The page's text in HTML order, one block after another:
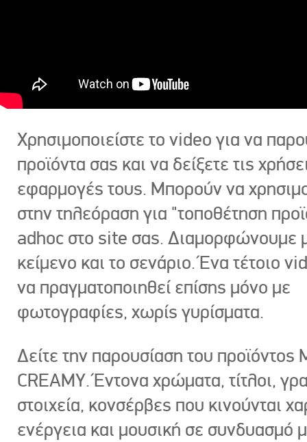
Χρησιμοποιείστε το video για να
προϊόντα σας και να δείξετε τις
εφαρμογές τους. Μπορούν να
στην τηλεόραση για "τοποθέτηση
adhoc στο site σας. Διαμορφώνουμε
κείμενο και το σενάριο. Ένα τέτοιο
να πραγματοποιηθεί επίσης μόνο με
φωτογραφίες, χωρίς γυρίσματα.
Δείτε την παρουσίαση του προϊόντος
CREAMY. Έντονα χρώματα, τίτλοι,
στοιχεία, κονσέρβες που κινούνται
ενέργεια και μουσική σε συνδυασμό